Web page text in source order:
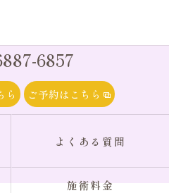
6857
ら ご予約はこちら
よくある質問
施術料金